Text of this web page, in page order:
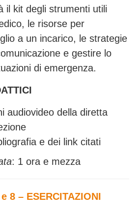
il kit degli strumenti utili
le risorse per
a un incarico, le strategie
e gestire lo
di emergenza.
audiovideo della diretta
e dei link citati
: 1 ora e mezza
8 – ESERCITAZIONI